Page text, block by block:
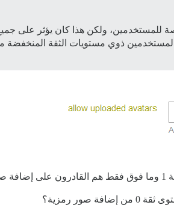
ولكن هذا كان يؤثر على
ذوي مستويات الثقة
رمزية؟